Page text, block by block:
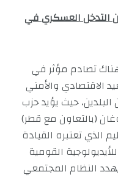
التدخل العسكري في
هناك تصادم مؤثر في
الاقتصادي والأمني
حيث يؤيد حزب
(بالتعاون مع قطر)
الذي تعتبره القيادة
القومية
النظام المجتمعي